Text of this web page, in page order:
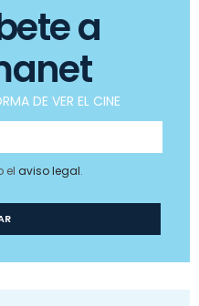
a
DE VER EL CINE
el aviso legal.